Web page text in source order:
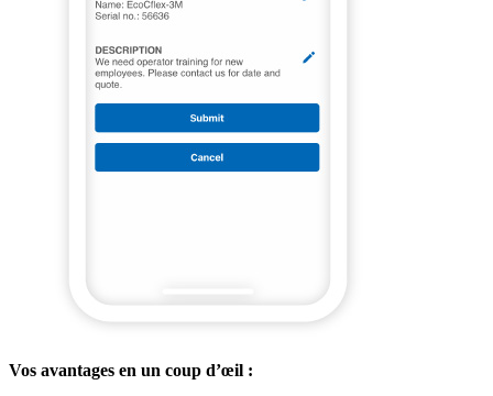
Vos avantages en un coup d’œil :